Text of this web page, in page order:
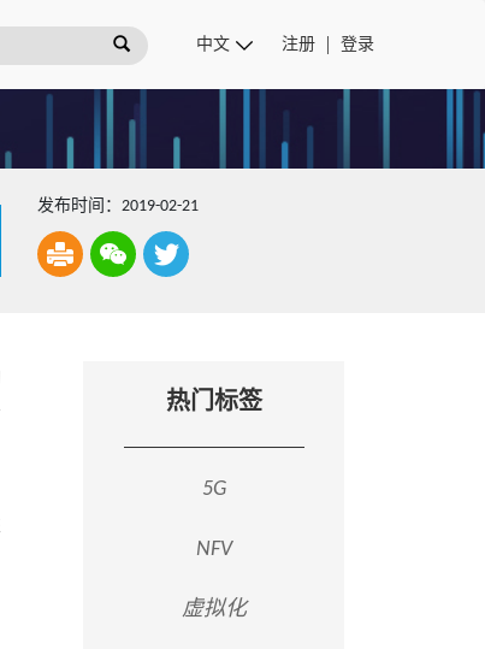
注册 登录
发布时间：2019-02-21
热门标签
5G
NFV
虚拟化